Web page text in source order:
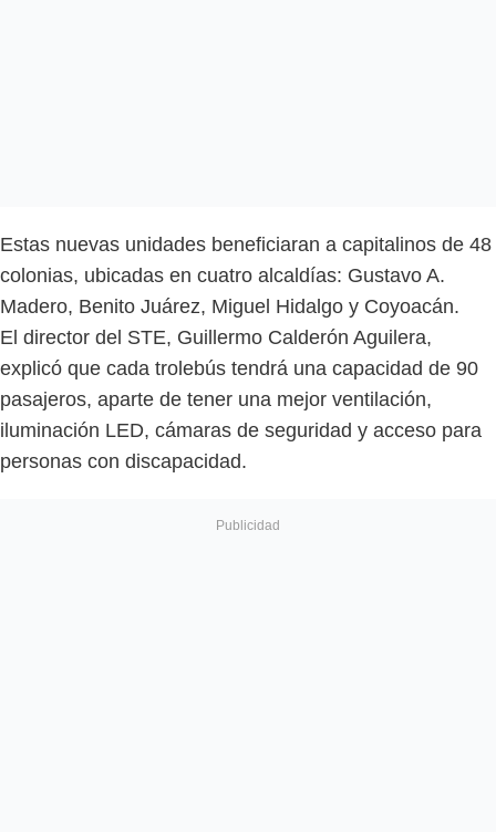
Estas nuevas unidades beneficiaran a capitalinos de 48
colonias, ubicadas en cuatro alcaldías: Gustavo A.
Madero, Benito Juárez, Miguel Hidalgo y Coyoacán.
El director del STE, Guillermo Calderón Aguilera,
explicó que cada trolebús tendrá una capacidad de 90
pasajeros, aparte de tener una mejor ventilación,
iluminación LED, cámaras de seguridad y acceso para
personas con discapacidad.